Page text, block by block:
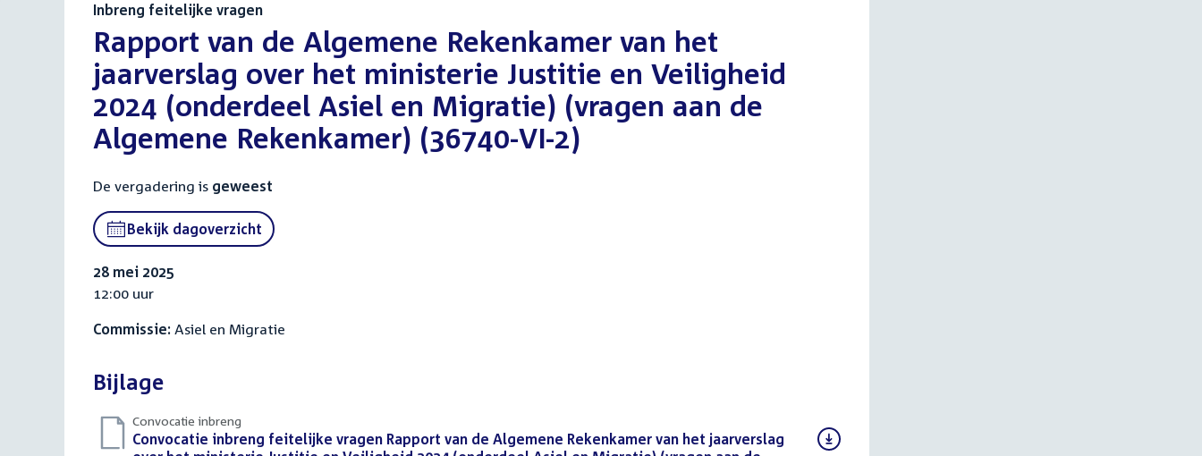
Inbreng feitelijke vragen
:Rapport van de Algemene Rekenkamer van het
jaarverslag over het ministerie Justitie en Veiligheid
2024 (onderdeel Asiel en Migratie) (vragen aan de
Algemene Rekenkamer) (36740-VI-2)
De vergadering is geweest
Bekijk dagoverzicht
28 mei 2025
12:00 uur
Commissie: Asiel en Migratie
Bijlage
Convocatie inbreng
Download
Convocatie inbreng feitelijke vragen Rapport van de Algemene Rekenkamer van het jaarverslag